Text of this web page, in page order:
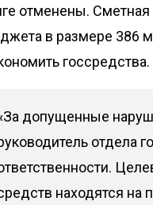
отменены.
в размере 386
госсредства.
допущенные
отдела
находятся на